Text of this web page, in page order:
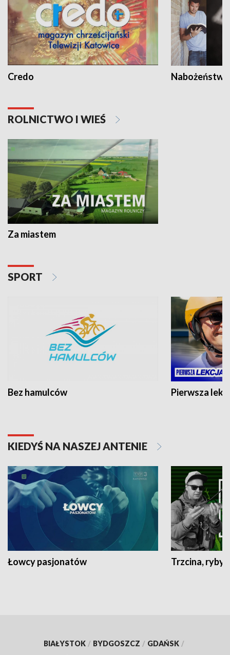
Credo
ROLNICTWO I WIEŚ
Za miastem
SPORT
Bez hamulców Pierwsza
KIEDYŚ NA NASZEJ ANTENIE
Łowcy pasjonatów Trzcina, ryby
BIAŁYSTOK / BYDGOSZCZ / GDAŃSK /